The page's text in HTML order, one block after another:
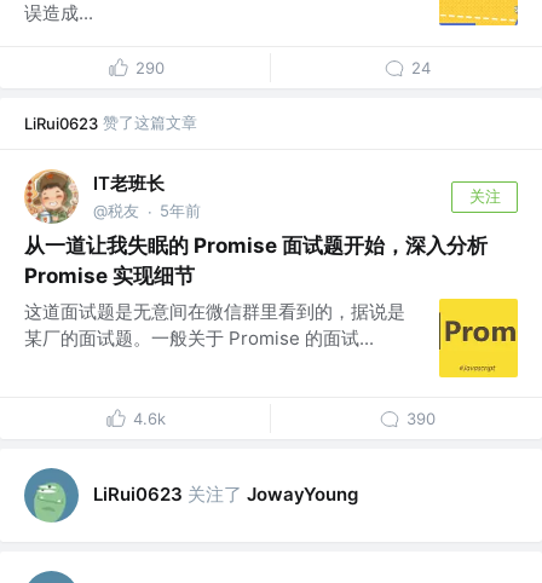
误造成...
290 24
LiRui0623 赞了这篇文章
IT老班长
@税友 · 5年前
关注
从一道让我失眠的 Promise 面试题开始，深入分析
Promise 实现细节
这道面试题是无意间在微信群里看到的，据说是
某厂的面试题。一般关于 Promise 的面试...
4.6k 390
LiRui0623 关注了 JowayYoung